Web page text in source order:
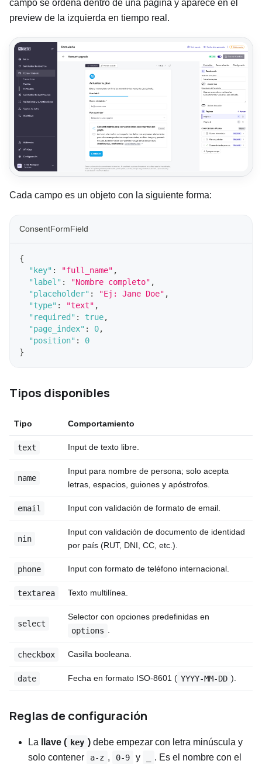
campo se ordena dentro de una página y aparece en el
preview de la izquierda en tiempo real.
Cada campo es un objeto con la siguiente forma:
ConsentFormField
{
"key" : "full_name" ,
"label" : "Nombre completo" ,
"placeholder" : "Ej: Jane Doe" ,
"type" : "text" ,
"required" : true,
"page_index" : 0,
"position" :
0
}
Tipos disponibles
Tipo Comportamiento
text Input de texto libre.
name
Input para nombre de persona; solo acepta
letras, espacios, guiones y apóstrofos.
email Input con validación de formato de email.
nin
Input con validación de documento de identidad
por país (RUT, DNI, CC, etc.).
phone Input con formato de teléfono internacional.
textarea Texto multilínea.
select
Selector con opciones predefinidas en
options
checkbox Casilla booleana.
date Fecha en formato ISO-8601 ( YYYY-MM-DD ).
Reglas de configuración
La llave ( key ) debe empezar con letra minúscula y
solo contener
a-z , 0-9 y . Es el nombre con el